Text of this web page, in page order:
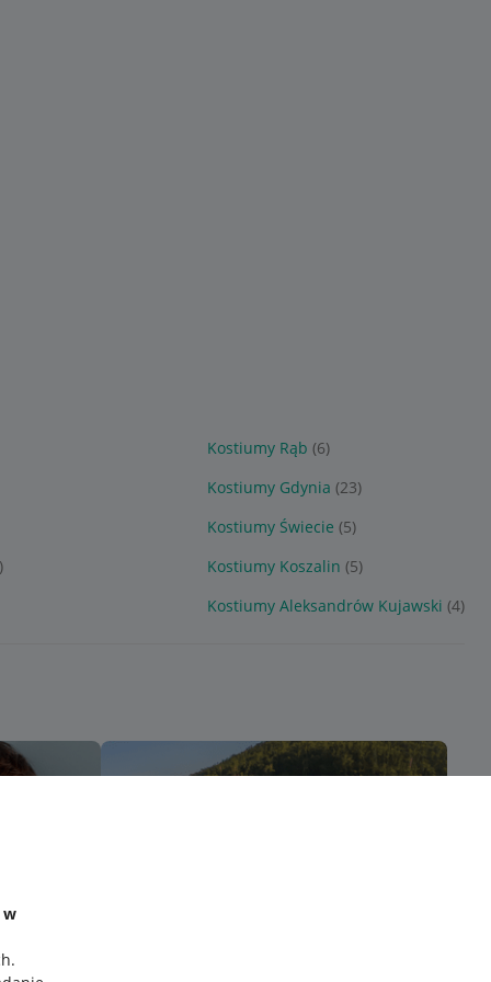
w
.
Kostiumy Rąb (6)
Kostiumy Gdynia (23)
Kostiumy Świecie (5)
Kostiumy Koszalin (5)
Kostiumy Aleksandrów Kujawski (4)